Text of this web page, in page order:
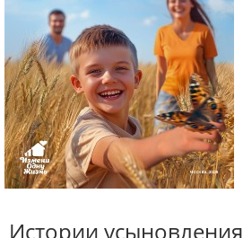
Истории усыновления